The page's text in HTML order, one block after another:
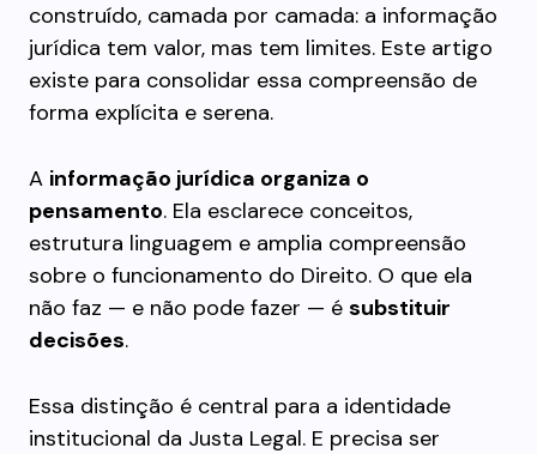
construído, camada por camada: a informação
jurídica tem valor, mas tem limites. Este artigo
existe para consolidar essa compreensão de
forma explícita e serena.
A informação jurídica organiza o
pensamento. Ela esclarece conceitos,
estrutura linguagem e amplia compreensão
sobre o funcionamento do Direito. O que ela
não faz — e não pode fazer — é substituir
decisões.
Essa distinção é central para a identidade
institucional da Justa Legal. E precisa ser